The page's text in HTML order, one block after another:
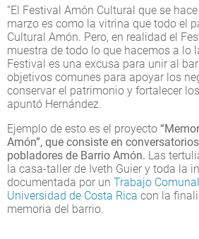
“El Festival Amón Cultural que se
marzo es como la vitrina que todo el
Cultural Amón. Pero, en realidad el
muestra de todo lo que hacemos a lo
Festival es una excusa para unir al
objetivos comunes para apoyar los
conservar el patrimonio y fortalecer
apuntó Hernández.
Ejemplo de esto es el proyecto
Amón”, que consiste en
pobladores de Barrio Amón. Las
la casa-taller de Iveth Guier y toda la
documentada por un Trabajo
Universidad de Costa Rica con la
memoria del barrio.